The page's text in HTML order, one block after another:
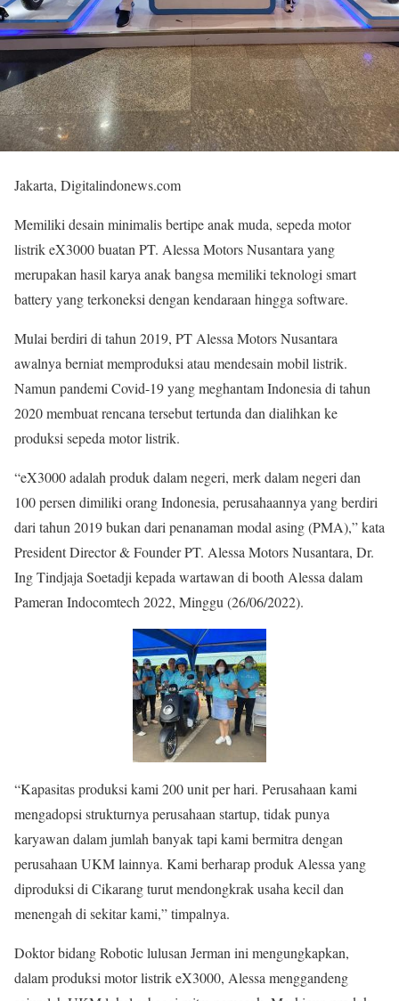
Jakarta, Digitalindonews.com
Memiliki desain minimalis bertipe anak muda, sepeda motor
listrik eX3000 buatan PT. Alessa Motors Nusantara yang
merupakan hasil karya anak bangsa memiliki teknologi smart
battery yang terkoneksi dengan kendaraan hingga software.
Mulai berdiri di tahun 2019, PT Alessa Motors Nusantara
awalnya berniat memproduksi atau mendesain mobil listrik.
Namun pandemi Covid-19 yang meghantam Indonesia di tahun
2020 membuat rencana tersebut tertunda dan dialihkan ke
produksi sepeda motor listrik.
“eX3000 adalah produk dalam negeri, merk dalam negeri dan
100 persen dimiliki orang Indonesia, perusahaannya yang berdiri
dari tahun 2019 bukan dari penanaman modal asing (PMA),” kata
President Director & Founder PT. Alessa Motors Nusantara, Dr.
Ing Tindjaja Soetadji kepada wartawan di booth Alessa dalam
Pameran Indocomtech 2022, Minggu (26/06/2022).
“Kapasitas produksi kami 200 unit per hari. Perusahaan kami
mengadopsi strukturnya perusahaan startup, tidak punya
karyawan dalam jumlah banyak tapi kami bermitra dengan
perusahaan UKM lainnya. Kami berharap produk Alessa yang
diproduksi di Cikarang turut mendongkrak usaha kecil dan
menengah di sekitar kami,” timpalnya.
Doktor bidang Robotic lulusan Jerman ini mengungkapkan,
dalam produksi motor listrik eX3000, Alessa menggandeng